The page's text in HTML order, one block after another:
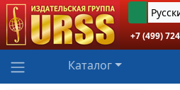
+7 (499)
Каталог